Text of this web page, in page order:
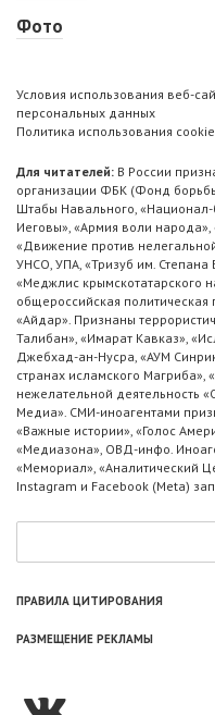
Фото
Условия использования веб-
персональных данных
Политика использования
Для читателей: В России
организации ФБК (Фонд
Штабы Навального, «Национал-
Иеговы», «Армия воли
«Движение против
УНСО, УПА, «Тризуб им.
«Меджлис крымскотатарского
общероссийская политическая
«Айдар». Признаны
Талибан», «Имарат Кавказ»,
Джебхад-ан-Нусра, «АУМ
странах исламского Магриба»,
нежелательной деятельность
Медиа». СМИ-иноагентами
«Важные истории», «Голос
«Медиазона», ОВД-инфо.
«Мемориал», «Аналитический
Instagram и Facebook (Metа)
ПРАВИЛА ЦИТИРОВАНИЯ
РАЗМЕЩЕНИЕ РЕКЛАМЫ